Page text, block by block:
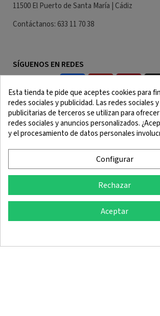
11500 El Puerto de Santa María | Cádiz
Contáctanos: 633 11 70 38
SÍGUENOS EN REDES
Aviso Legal
Términos y
© 2025 SingleQuiver - Todos los
Esta tienda te pide que aceptes cookies para
redes sociales y publicidad. Las redes sociales
publicitarias de terceros se utilizan para
redes sociales y anuncios personalizados.
y el procesamiento de datos personales
Configurar
Rechazar
Aceptar